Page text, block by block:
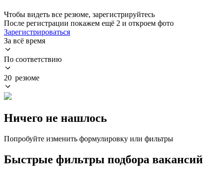
Чтобы видеть все резюме, зарегистрируйтесь
После регистрации покажем ещё 2 и откроем фото
Зарегистрироваться
За всё время
По соответствию
20 резюме
Ничего не нашлось
Попробуйте изменить формулировку или фильтры
Быстрые фильтры подбора вакансий